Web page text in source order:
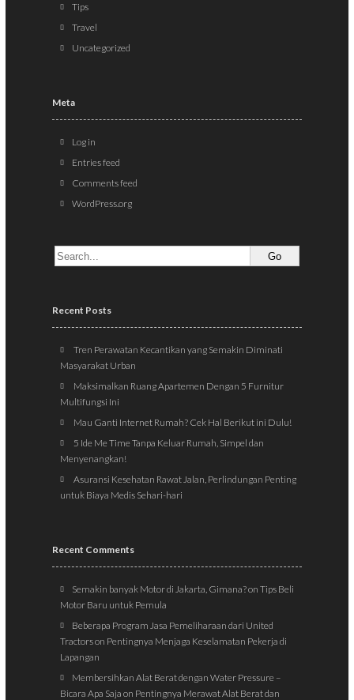
Tips
Travel
Uncategorized
Meta
Log in
Entries feed
Comments feed
WordPress.org
Recent Posts
Tren Perawatan Kecantikan yang Semakin Diminati
Masyarakat Urban
Maksimalkan Ruang Apartemen Dengan 5 Furnitur
Multifungsi Ini
Mau Ganti Internet Rumah? Cek Hal Berikut ini Dulu!
5 Ide Me Time Tanpa Keluar Rumah, Simpel dan
Menyenangkan!
Asuransi Kesehatan Rawat Jalan, Perlindungan Penting
untuk Biaya Medis Sehari-hari
Recent Comments
Semakin banyak Motor di Jakarta, Gimana?onTips Beli
Motor Baru untuk Pemula
Beberapa Program Jasa Pemeliharaan dari United
Tractorson Pentingnya Menjaga Keselamatan Pekerja di
Lapangan
Membersihkan Alat Berat dengan Water Pressure –
Bicara Apa Saja on Pentingnya Merawat Alat Berat dan